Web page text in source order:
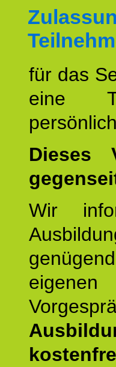
für das
eine
Dieses
Wir